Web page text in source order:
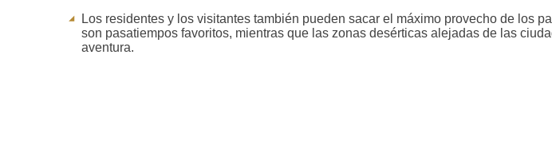
Los residentes y los visitantes también pueden sacar el máximo provecho de los
son pasatiempos favoritos, mientras que las zonas desérticas alejadas de las
aventura.